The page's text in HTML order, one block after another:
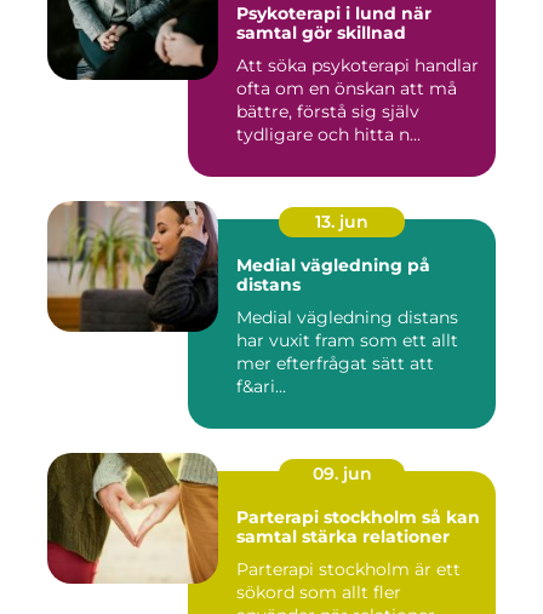
Psykoterapi i lund när
samtal gör skillnad
Att söka psykoterapi handlar
ofta om en önskan att må
bättre, förstå sig själv
tydligare och hitta n...
13. jun
Medial vägledning på
distans
Medial vägledning distans
har vuxit fram som ett allt
mer efterfrågat sätt att
f&ari...
09. jun
Parterapi stockholm så kan
samtal stärka relationer
Parterapi stockholm är ett
sökord som allt fler